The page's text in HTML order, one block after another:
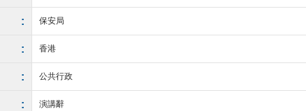
: 保安局
: 香港
: 公共行政
: 演講辭